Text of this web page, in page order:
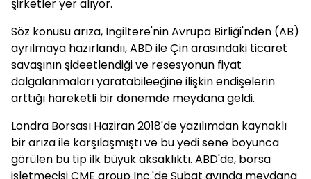
şirketler yer alıyor.
Söz konusu arıza, İngiltere'nin Avrupa Birliği'nden (AB)
ayrılmaya hazırlandıı, ABD ile Çin arasındaki ticaret
savaşının şideetlendiği ve resesyonun fiyat
dalgalanmaları yaratabileeğine ilişkin endişelerin
arttığı hareketli bir dönemde meydana geldi.
Londra Borsası Haziran 2018'de yazılımdan kaynaklı
bir arıza ile karşılaşmıştı ve bu yedi sene boyunca
görülen bu tip ilk büyük aksaklıktı. ABD'de, borsa